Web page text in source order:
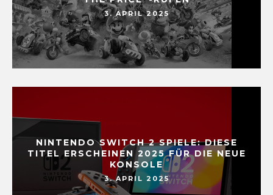
3. APRIL 2025
NINTENDO SWITCH 2 SPIELE: DIESE
TITEL ERSCHEINEN 2025 FÜR DIE NEUE
KONSOLE
3. APRIL 2025